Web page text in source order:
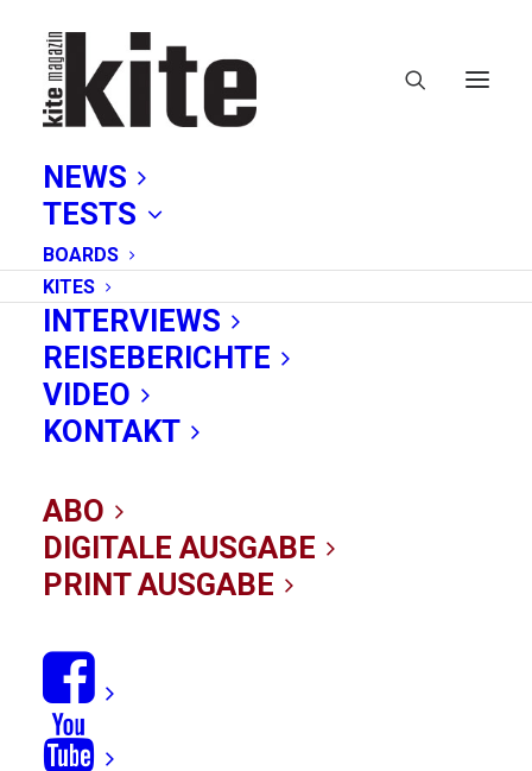
NEWS
TESTS
BOARDS
KITES
INTERVIEWS
REISEBERICHTE
VIDEO
KONTAKT
ABO
DIGITALE AUSGABE
PRINT AUSGABE
Evo SLS